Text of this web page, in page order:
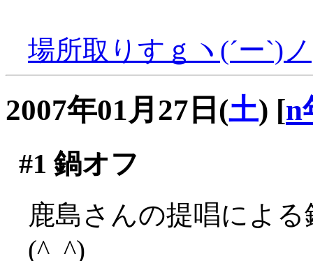
場所取りすｇヽ(´ー`)ノ
2007年01月27日(土) [n
#1 鍋オフ
鹿島さんの提唱によ
(^_^)